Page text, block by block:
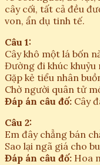
cây cối, tất cả đều
von, ẩn dụ tinh tế.
Câu 1:
Cây khô một lá bốn
Đường đi khúc khuỷu
Gặp kẻ tiểu nhân
Chờ người quân tử
Đáp án câu đố: Cây
Câu 2:
Em đây chẳng bán
Sao lại ngã giá cho
Đáp án câu đố: Hoa